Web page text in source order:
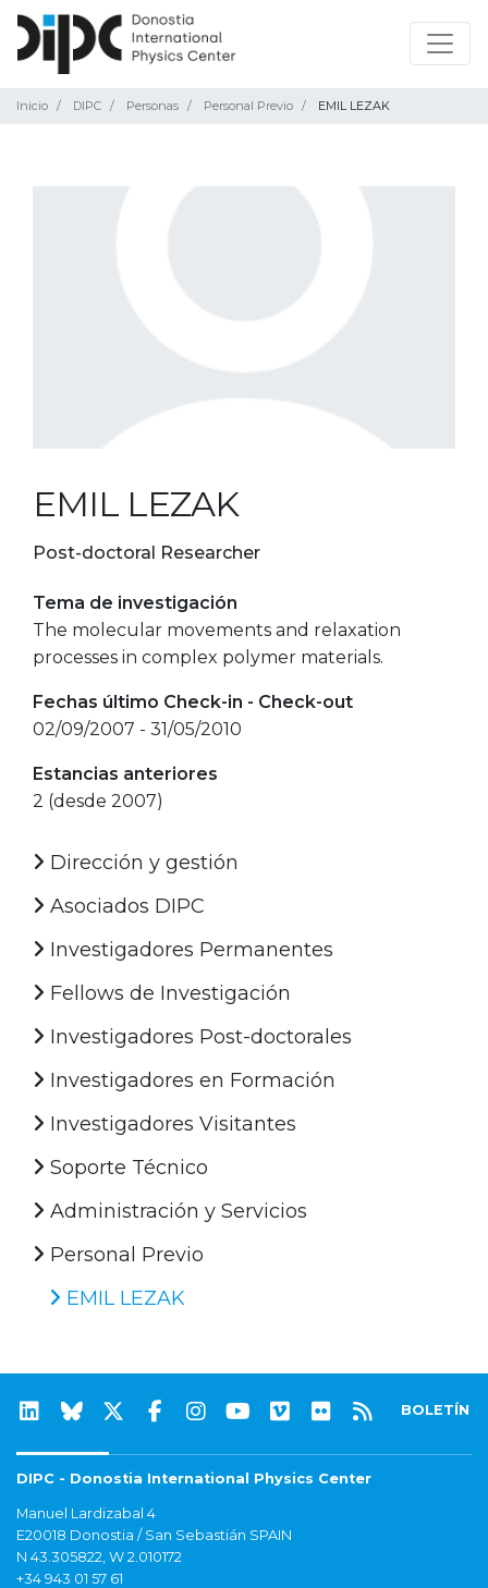
Inicio DIPC Personas Personal Previo EMIL LEZAK
EMIL LEZAK
Post-doctoral Researcher
Tema de investigación
The molecular movements and relaxation
processes in complex polymer materials.
Fechas último Check-in - Check-out
02/09/2007 - 31/05/2010
Estancias anteriores
2 (desde 2007)
Dirección y gestión
Asociados DIPC
Investigadores Permanentes
Fellows de Investigación
Investigadores Post-doctorales
Investigadores en Formación
Investigadores Visitantes
Soporte Técnico
Administración y Servicios
Personal Previo
EMIL LEZAK
BOLETÍN
DIPC - Donostia International Physics Center
Manuel Lardizabal 4
E20018 Donostia / San Sebastián SPAIN
N 43.305822, W 2.010172
+34 943 01 57 61